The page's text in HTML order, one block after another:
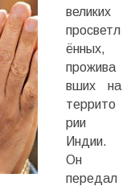
великих
просветл
ённых,
прожива
вших на
террито
рии
Индии.
Он
передал